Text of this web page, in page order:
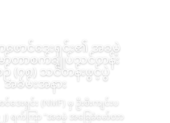
ဖောင်ဒေးရှင်း၏ အခမဲ့
ာ်တာစက်ချုပ်သင်တန်း
(၇၈) သင်တန်းဖွင့်ပွဲ
အခမ်းအနား
င်ဒေးရှင်း (NMF) မှ ဦးစီးကျင်းပ
) ရက်ကြာ “အခမဲ့ အခြေခံမော်တာ